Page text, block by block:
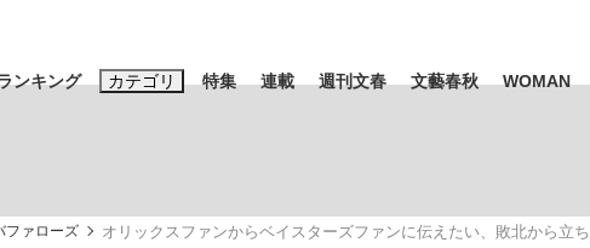
ンキング カテゴリ 特集 連載 週刊文春 文藝春秋 WOMAN
おすすめのキーワードタグ一覧
ファローズ オリックスファンからベイスターズファンに伝えたい、敗北から立